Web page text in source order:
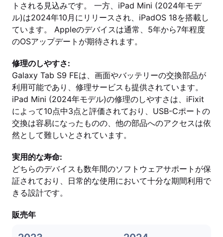
トされる見込みです。 一方、iPad Mini (2024年モデ
ル)は2024年10月にリリースされ、iPadOS 18を搭載し
ています。 Appleのデバイスは通常、5年から7年程度
のOSアップデートが期待されます。
修理のしやすさ:
Galaxy Tab S9 FEは、画面やバッテリーの交換部品が
利用可能であり、修理サービスも提供されています。
iPad Mini (2024年モデル)の修理のしやすさは、iFixit
によって10点中3点と評価されており、USB-Cポートの
交換は容易になったものの、他の部品へのアクセスは依
然として難しいとされています。
実用的な寿命:
どちらのデバイスも数年間のソフトウェアサポートが保
証されており、日常的な使用において十分な期間利用で
きる設計です。
販売年